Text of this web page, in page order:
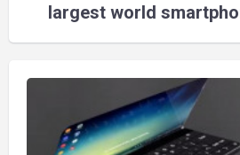
largest world